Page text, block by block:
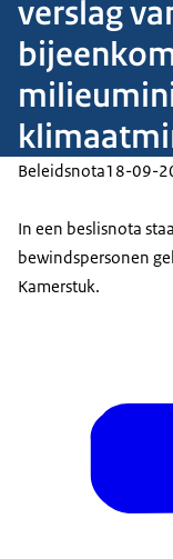
verslag
Beleidsnota18-09-
In een beslisnota
bewindspersonen
Kamerstuk.